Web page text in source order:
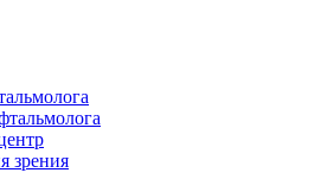
зрения